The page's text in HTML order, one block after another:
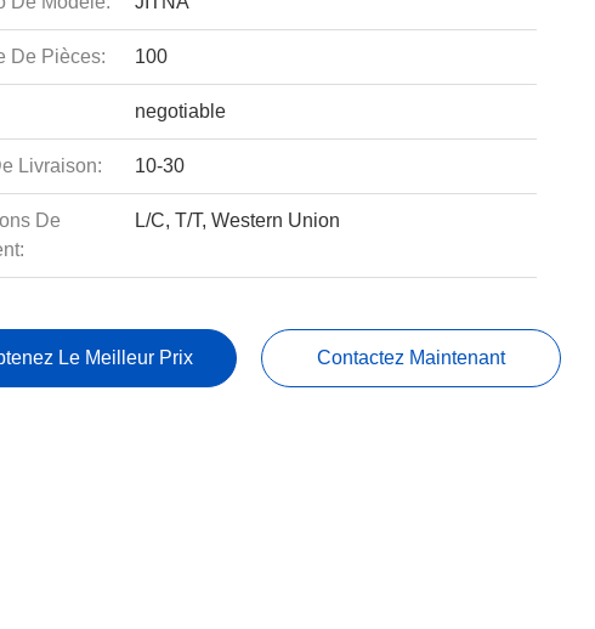
De Pièces: 100
negotiable
Livraison: 10-30
De
L/C, T/T, Western Union
Le Meilleur Prix Contactez Maintenant